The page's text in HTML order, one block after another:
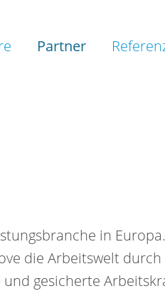
Partner
in
die Arbeitswelt durch
gesicherte